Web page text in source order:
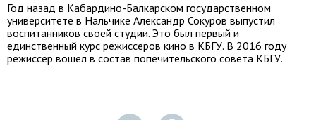
Год назад в Кабардино-Балкарском государственном
университете в Нальчике Александр Сокуров выпустил
воспитанников своей студии. Это был первый и
единственный курс режиссеров кино в КБГУ. В 2016 году
режиссер вошел в состав попечительского совета КБГУ.